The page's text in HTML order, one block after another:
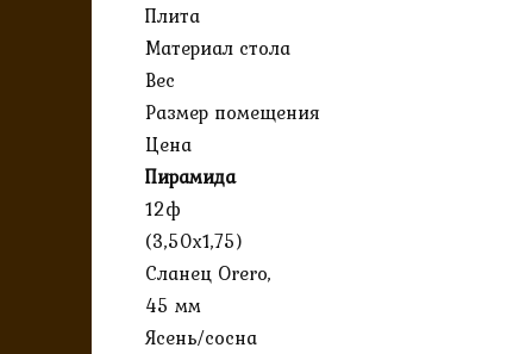
Плита
Материал стола
Вес
Размер помещения
Цена
Пирамида
12ф
(3,50х1,75)
Сланец Orero,
45 мм
Ясень/сосна